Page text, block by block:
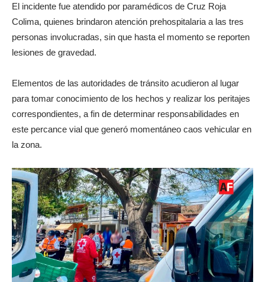
El incidente fue atendido por paramédicos de Cruz Roja
Colima, quienes brindaron atención prehospitalaria a las tres
personas involucradas, sin que hasta el momento se reporten
lesiones de gravedad.
Elementos de las autoridades de tránsito acudieron al lugar
para tomar conocimiento de los hechos y realizar los peritajes
correspondientes, a fin de determinar responsabilidades en
este percance vial que generó momentáneo caos vehicular en
la zona.